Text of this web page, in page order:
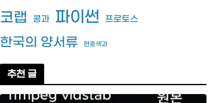
코랩 콩과 파이썬 프로토스
한국의 양서류 현호색과
추천 글